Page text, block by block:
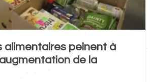
alimentaires peinent à
de la